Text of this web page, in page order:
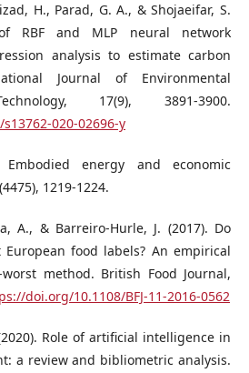
H., Parad, G. A., & Shojaeifar, S.
RBF and MLP neural network
analysis to estimate carbon
Journal of Environmental
17(9), 3891-3900.
020-02696-y
Embodied energy and economic
1219-1224.
A., & Barreiro-Hurle, J. (2017). Do
food labels? An empirical
method. British Food Journal,
doi.org/10.1108/BFJ-11-2016-0562
Role of artificial intelligence in
a review and bibliometric analysis.